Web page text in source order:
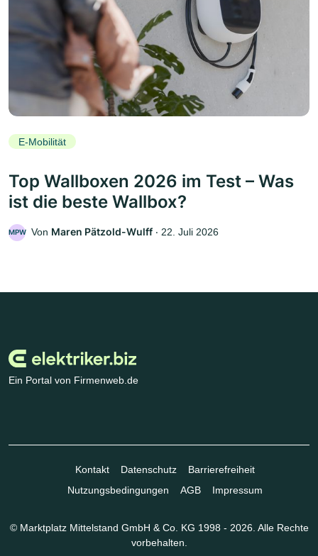
E-Mobilität
Top Wallboxen 2026 im Test – Was
ist die beste Wallbox?
MPW Von Maren Pätzold-Wulff ‧ 22. Juli 2026
Ein Portal von Firmenweb.de
Kontakt Datenschutz
Barrierefreiheit
Nutzungsbedingungen
AGB Impressum
© Marktplatz Mittelstand GmbH & Co. KG 1998 - 2026. Alle Rechte
vorbehalten.